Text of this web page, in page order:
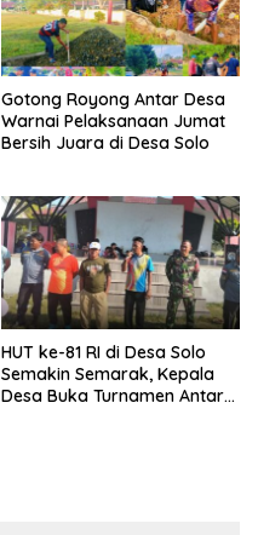
Gotong Royong Antar Desa
Warnai Pelaksanaan Jumat
Bersih Juara di Desa Solo
HUT ke-81 RI di Desa Solo
Semakin Semarak, Kepala
Desa Buka Turnamen Antar